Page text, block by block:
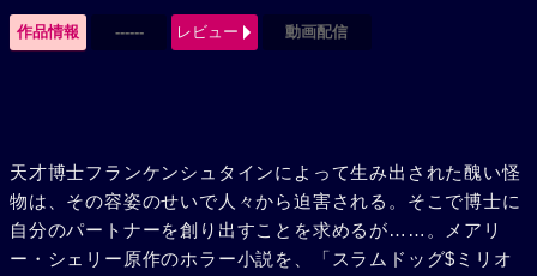
作品情報 ------ レビュー 動画配信
天才博士フランケンシュタインによって生み出された醜い怪
物は、その容姿のせいで人々から迫害される。そこで博士に
自分のパートナーを創り出すことを求めるが……。メアリ
ー・シェリー原作のホラー小説を、「スラムドッグ$ミリオ